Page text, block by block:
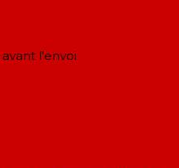
avant l'envoi